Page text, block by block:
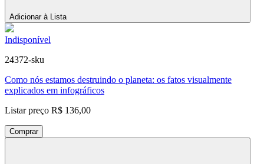
Adicionar à Lista
Indisponível
24372-sku
Como nós estamos destruindo o planeta: os fatos visualmente
explicados em infográficos
Listar preço R$ 136,00
Comprar